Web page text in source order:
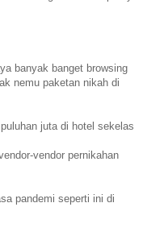
banyak banget browsing
nemu paketan nikah di
juta di hotel sekelas
vendor pernikahan
pandemi seperti ini di